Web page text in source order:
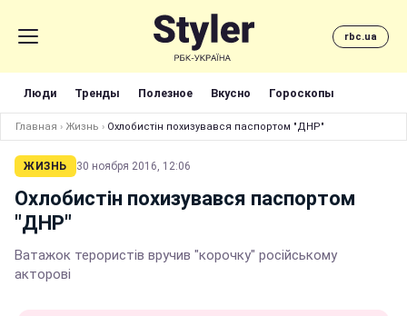
rbc.ua
Люди Тренды Полезное Вкусно Гороскопы
Главная › Жизнь › Охлобистін похизувався паспортом "ДНР"
ЖИЗНЬ 30 ноября 2016, 12:06
Охлобистін похизувався паспортом
"ДНР"
Ватажок терористів вручив "корочку" російському
акторові